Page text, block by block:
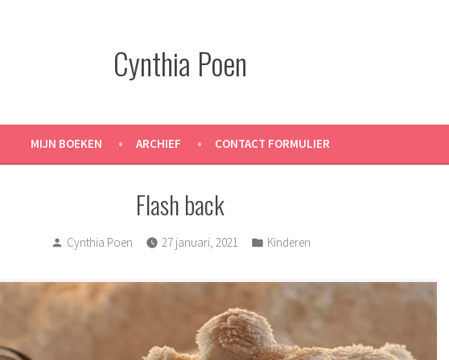
Cynthia Poen
MIJN BOEKEN ARCHIEF CONTACT FORMULIER
Flash back
Posted
Cynthia Poen 27 januari, 2021
Posted
Kinderen